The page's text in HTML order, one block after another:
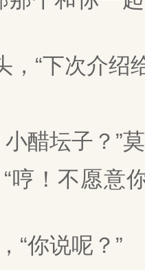
“下次介绍
坛子？”
！不愿意你
你说呢？”